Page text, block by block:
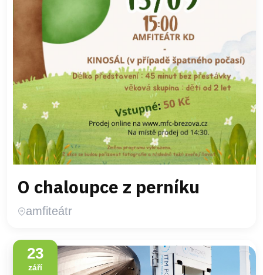
O chaloupce z perníku
amfiteátr
23
září